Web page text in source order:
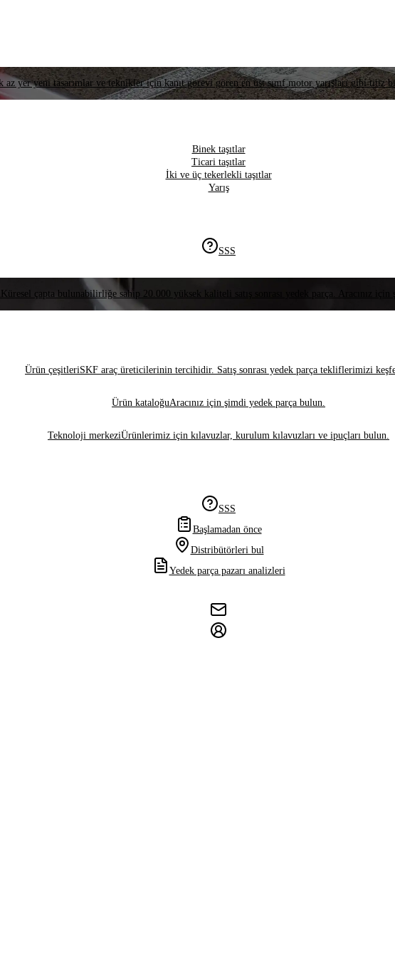
az yer yeni tasarımlar ve teknikler için kanıt görevi gören en üst sınıf motor yarışları gibi titiz
Binek taşıtlar
Ticari taşıtlar
İki ve üç tekerlekli taşıtlar
Yarış
SSS
Küresel çapta bulunabilirliğe sahip 20.000 yüksek kaliteli satış sonrası yedek parça. Aracınız
Ürün çeşitleriSKF araç üreticilerinin tercihidir. Satış sonrası yedek parça tekliflerimizi
Ürün kataloğuAracınız için şimdi yedek parça bulun.
Teknoloji merkeziÜrünlerimiz için kılavuzlar, kurulum kılavuzları ve ipuçları bulun.
SSS
Başlamadan önce
Distribütörleri bul
Yedek parça pazarı analizleri